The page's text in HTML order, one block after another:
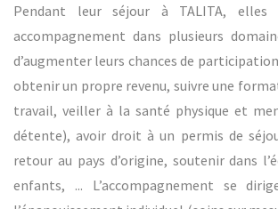
Pendant leur séjour à TALITA, elles
accompagnement dans plusieurs
d’augmenter leurs chances de
obtenir un propre revenu, suivre une
travail, veiller à la santé physique et
détente), avoir droit à un permis de
retour au pays d’origine, soutenir dans
enfants, ... L’accompagnement se